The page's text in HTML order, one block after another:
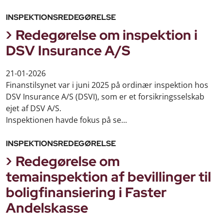
INSPEKTIONSREDEGØRELSE
Redegørelse om inspektion i
DSV Insurance A/S
21-01-2026
Finanstilsynet var i juni 2025 på ordinær inspektion hos
DSV Insurance A/S (DSVI), som er et forsikringsselskab
ejet af DSV A/S.
Inspektionen havde fokus på se...
INSPEKTIONSREDEGØRELSE
Redegørelse om
temainspektion af bevillinger til
boligfinansiering i Faster
Andelskasse